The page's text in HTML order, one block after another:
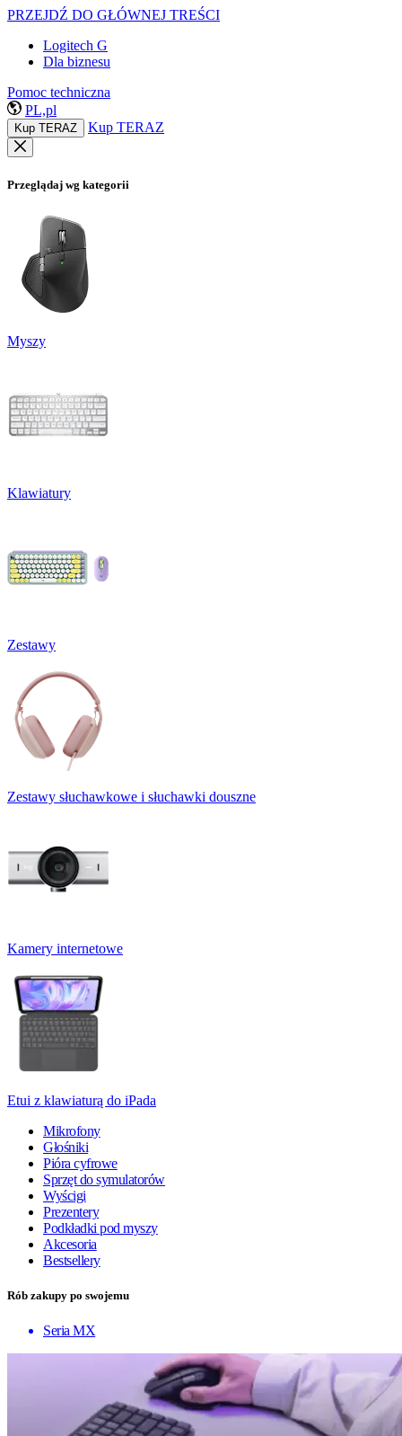
PRZEJDŹ DO GŁÓWNEJ TREŚCI
Logitech G
Dla biznesu
Pomoc techniczna
PL,pl
Kup TERAZ Kup TERAZ
Przeglądaj wg kategorii
Myszy
Klawiatury
Zestawy
Zestawy słuchawkowe i słuchawki douszne
Kamery internetowe
Etui z klawiaturą do iPada
Mikrofony
Głośniki
Pióra cyfrowe
Sprzęt do symulatorów
Wyścigi
Prezentery
Podkładki pod myszy
Akcesoria
Bestsellery
Rób zakupy po swojemu
Seria MX